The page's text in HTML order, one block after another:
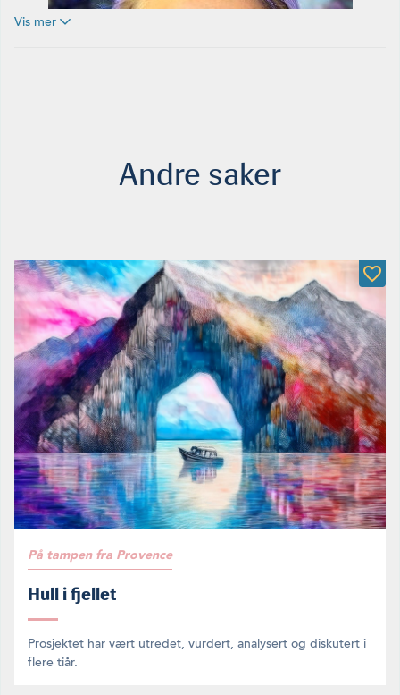
Trine Lotherington Danielsen er født 9. mars 1967 i
Trondheim, og var ordfører for Høyre i Hjelmeland kommune i
Rogaland fra 2011 til 2015. Hun har hovedfag i
zoologi/akvakultur fra Norges tekniske høgskole og ingeniør­
eksamen i akvateknikk fra Bergen ingeniørhøgskole. Siden
august i 2022 har hun vært daglig leder i Stiim Aqua Cluster i
Stavanger. Før det jobber hun halvannet år i BluePlanet
Academy, og før det igjen var hun statssekretær i Nærings- og
fiskeride­partementet fra februar 2020 til oktober 2021, først
for statsråd Geir-Inge Sivertsen, så for Odd Emil Ingebrigtsen.
(Foto: Privat)
Vis mer
Andre saker
På tampen fra Provence
Hull i fjellet
Prosjektet har vært utredet, vurdert, analysert og diskutert i
flere tiår.